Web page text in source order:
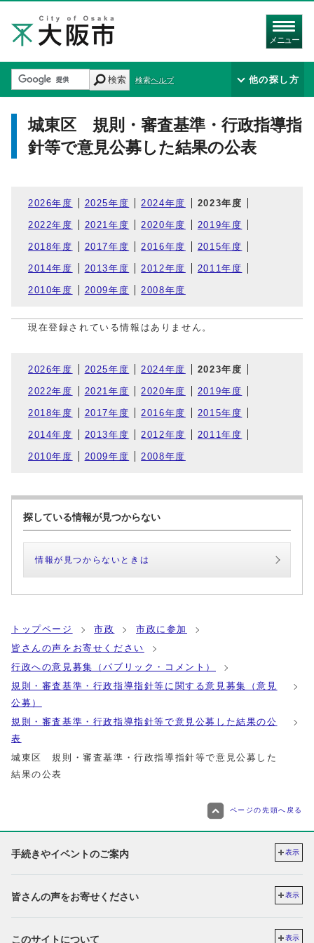
メニュー
検索 検索ヘルプ 他の探し方
城東区 規則・審査基準・行政指導指
針等で意見公募した結果の公表
2026年度 2025年度 2024年度 2023年度
2022年度 2021年度 2020年度 2019年度
2018年度 2017年度 2016年度 2015年度
2014年度 2013年度 2012年度 2011年度
2010年度 2009年度 2008年度
現在登録されている情報はありません。
2026年度 2025年度 2024年度 2023年度
2022年度 2021年度 2020年度 2019年度
2018年度 2017年度 2016年度 2015年度
2014年度 2013年度 2012年度 2011年度
2010年度 2009年度 2008年度
探している情報が見つからない
情報が見つからないときは
トップページ 市政
市政に参加
皆さんの声をお寄せください
行政への意見募集（パブリック・コメント）
規則・審査基準・行政指導指針等に関する意見募集（意見
公募）
規則・審査基準・行政指導指針等で意見公募した結果の公
表
城東区 規則・審査基準・行政指導指針等で意見公募した
結果の公表
ページの先頭へ戻る
手続きやイベントのご案内 表示
皆さんの声をお寄せください 表示
このサイトについて 表示